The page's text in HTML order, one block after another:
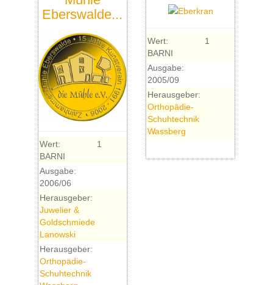
Eberswalde...
Wert:
1
BARNI
Ausgabe:
2006/06
Herausgeber:
Juwelier &
Goldschmiede
Lanowski
Herausgeber:
Orthopädie-
Schuhtechnik
Wert:
1
BARNI
Ausgabe:
2005/09
Herausgeber:
Orthopädie-
Schuhtechnik
Wassberg